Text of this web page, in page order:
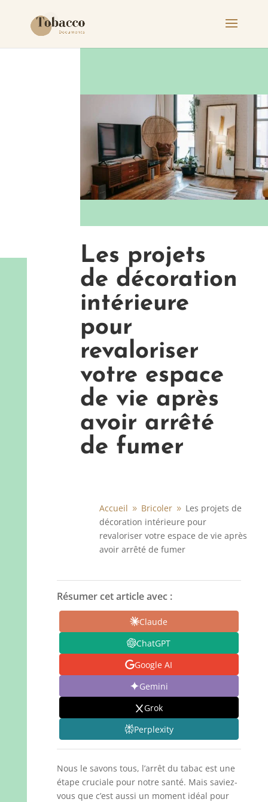
Les projets
de décoration
intérieure
pour
revaloriser
votre espace
de vie après
avoir arrêté
de fumer
Accueil 9 Bricoler 9 Les projets de
décoration intérieure pour
revaloriser votre espace de vie après
avoir arrêté de fumer
Résumer cet article avec :
Claude
ChatGPT
Google AI
Gemini
Grok
Perplexity
Nous le savons tous, l’arrêt du tabac est une
étape cruciale pour notre santé. Mais saviez-
vous que c’est aussi un moment idéal pour